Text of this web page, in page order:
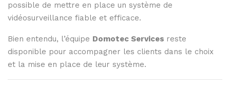
possible de mettre en place un système de
vidéosurveillance fiable et efficace.
Bien entendu, l’équipe Domotec Services reste
disponible pour accompagner les clients dans le choix
et la mise en place de leur système.